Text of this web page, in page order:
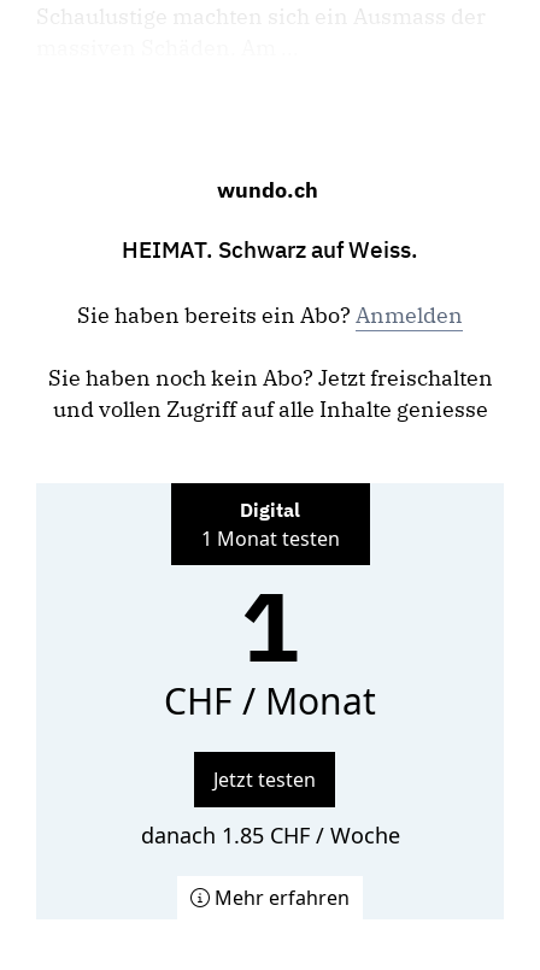
Schaulustige machten sich ein Ausmass der
wundo.ch
HEIMAT. Schwarz auf Weiss.
Sie haben bereits ein Abo? Anmelden
Sie haben noch kein Abo? Jetzt freischalten
und vollen Zugriff auf alle Inhalte geniesse
Digital
1 Monat testen
1
CHF / Monat
Jetzt testen
danach 1.85 CHF / Woche
Mehr erfahren